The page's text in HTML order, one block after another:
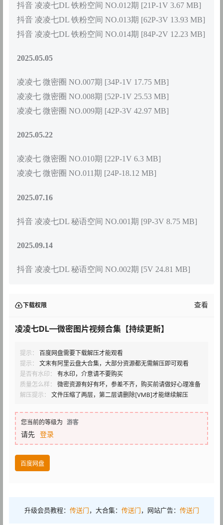
抖音 凌凌七DL 铁粉空间 NO.012期 [21P-1V 3.67 MB]
抖音 凌凌七DL 铁粉空间 NO.013期 [62P-3V 13.93 MB]
抖音 凌凌七DL 铁粉空间 NO.014期 [84P-2V 12.23 MB]
2025.05.05
凌凌七 微密圈 NO.007期 [34P-1V 17.75 MB]
凌凌七 微密圈 NO.008期 [52P-1V 25.53 MB]
凌凌七 微密圈 NO.009期 [42P-3V 42.97 MB]
2025.05.22
凌凌七 微密圈 NO.010期 [22P-1V 6.3 MB]
凌凌七 微密圈 NO.011期 [24P-18.12 MB]
2025.07.16
抖音 凌凌七DL 秘语空间 NO.001期 [9P-3V 8.75 MB]
2025.09.14
抖音 凌凌七DL 秘语空间 NO.002期 [5V 24.81 MB]
下载权限 查看
凌凌七DL—微密图片视频合集【持续更新】
提示：
百度网盘需要下载解压才能观看
提示：
文末有阿里云盘大合集，大部分资源都无需解压即可观看
是否有水印：
有水印，介意请不要购买
质量怎么样：
微密资源有好有坏，参差不齐，购买前请做好心理准备
解压提示：
文件压缩了两层，第二层请删除[VMB]才能继续解压
您当前的等级为 游客
请先 登录
百度网盘
升级会员教程： 传送门，大合集： 传送门，网站广告： 传送门